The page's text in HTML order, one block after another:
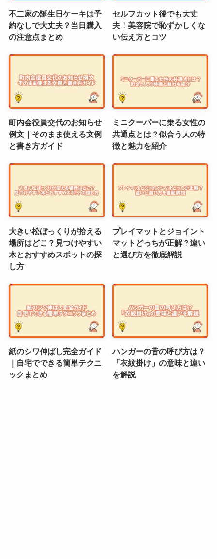
不二家の誕生日ケーキは予
約なしで大丈夫？当日購入
の注意点まとめ
セルフカット後でも大丈
夫！美容院で恥ずかしくな
い伝え方とコツ
町内会役員交代のお知らせ
例文｜そのまま使える文例
と書き方ガイド
ミニクーパーに乗る女性の
共通点とは？似合う人の特
徴と魅力を紹介
大きい松ぼっくりが拾える
場所はどこ？見つけやすい
木とおすすめスポットの探
し方
プレイマットとジョイント
マットどっちが正解？違い
と選び方を徹底解説
紙のシワ伸ばし完全ガイド
｜自宅でできる簡単テクニ
ックまとめ
ハンガーの昔の呼び方は？
「衣紋掛け」の意味と違い
を解説